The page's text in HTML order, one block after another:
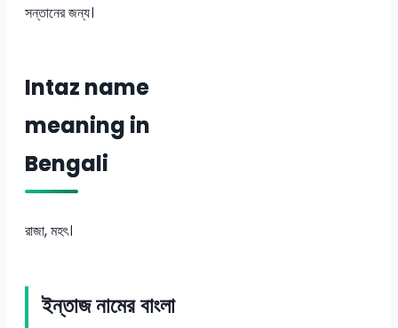
সন্তানের জন্য।
Intaz name
meaning in
Bengali
রাজা, মহৎ।
ইন্তাজ নামের বাংলা